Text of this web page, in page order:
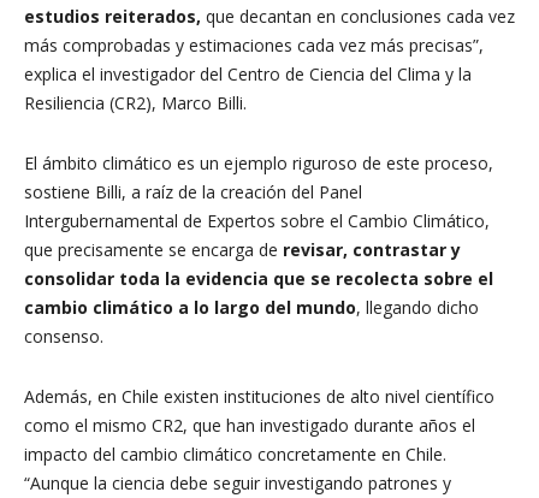
estudios reiterados, que decantan en conclusiones cada vez
más comprobadas y estimaciones cada vez más precisas”,
explica el investigador del Centro de Ciencia del Clima y la
Resiliencia (CR2), Marco Billi.
El ámbito climático es un ejemplo riguroso de este proceso,
sostiene Billi, a raíz de la creación del Panel
Intergubernamental de Expertos sobre el Cambio Climático,
que precisamente se encarga de revisar, contrastar y
consolidar toda la evidencia que se recolecta sobre el
cambio climático a lo largo del mundo, llegando dicho
consenso.
Además, en Chile existen instituciones de alto nivel científico
como el mismo CR2, que han investigado durante años el
impacto del cambio climático concretamente en Chile.
“Aunque la ciencia debe seguir investigando patrones y